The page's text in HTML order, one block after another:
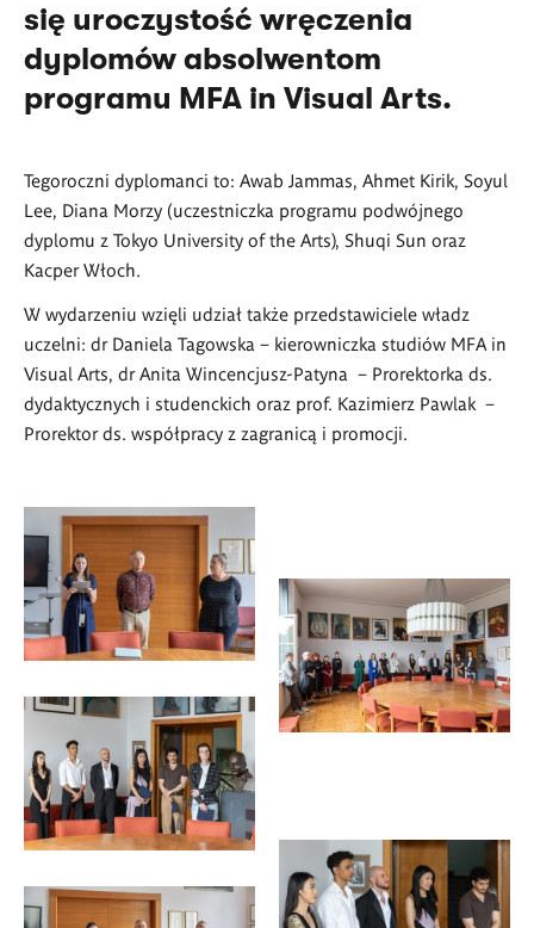
się uroczystość wręczenia
dyplomów absolwentom
programu MFA in Visual Arts.
Tegoroczni dyplomanci to: Awab Jammas, Ahmet Kirik, Soyul
Lee, Diana Morzy (uczestniczka programu podwójnego
dyplomu z Tokyo University of the Arts), Shuqi Sun oraz
Kacper Włoch.
W wydarzeniu wzięli udział także przedstawiciele władz
uczelni: dr Daniela Tagowska – kierowniczka studiów MFA in
Visual Arts, dr Anita Wincencjusz-Patyna – Prorektorka ds.
dydaktycznych i studenckich oraz prof. Kazimierz Pawlak –
Prorektor ds. współpracy z zagranicą i promocji.